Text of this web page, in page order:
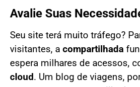
Avalie Suas
Seu site terá muito tráfego?
visitantes, a compartilhada
espera milhares de acessos,
cloud. Um blog de viagens,